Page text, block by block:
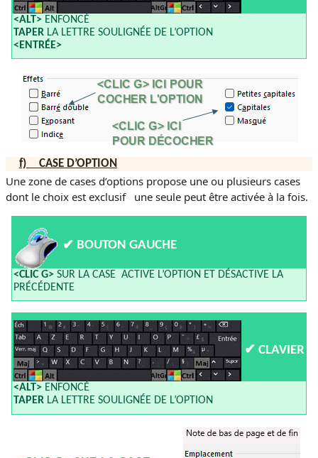
<ALT>ENFONCÉ
TAPERLA LETTRE SOULIGNÉE DE L’OPTION
<ENTRÉE>
f) CASE D’OPTION
Une zone de cases d’options propose une ou plusieurs cases
dont le choix est exclusif une seule peut être activée à la fois.
✔ BOUTON GAUCHE
<CLIC G>SUR LA CASE ACTIVE L’OPTION ET DÉSACTIVE LA
PRÉCÉDENTE
✔ CLAVIER
<ALT>ENFONCÉ
TAPERLA LETTRE SOULIGNÉE DE L’OPTION